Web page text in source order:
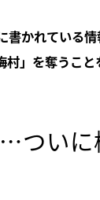
書かれている
」を奪うこと
ついに